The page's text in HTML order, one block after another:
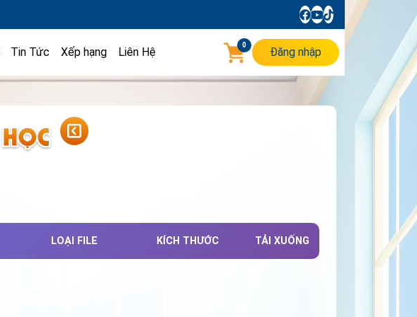
Tin Tức Xếp hạng Liên Hệ
0
Đăng nhập
LOẠI FILE KÍCH THƯỚC TẢI XUỐNG